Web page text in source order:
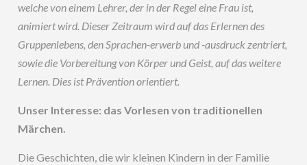
welche von einem Lehrer, der in der Regel eine Frau ist,
animiert wird. Dieser Zeitraum wird auf das Erlernen des
Gruppenlebens, den Sprachen-erwerb und -ausdruck zentriert,
sowie die Vorbereitung von Körper und Geist, auf das weitere
Lernen. Dies ist Prävention orientiert.
Unser Interesse: das Vorlesen von traditionellen
Märchen.
Die Geschichten, die wir kleinen Kindern in der Familie